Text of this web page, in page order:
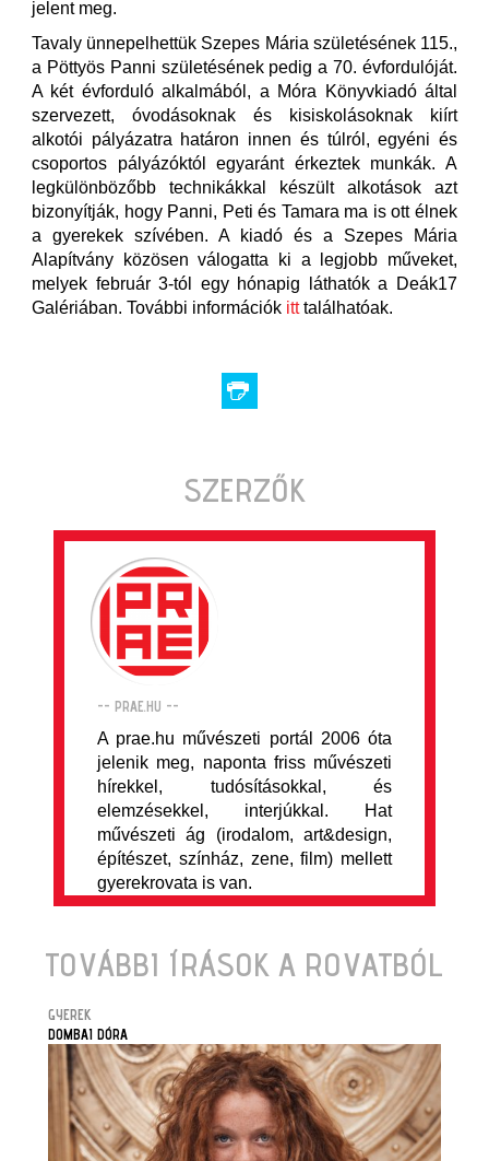
jelent meg.
Tavaly ünnepelhettük Szepes Mária születésének 115.,
a Pöttyös Panni születésének pedig a 70. évfordulóját.
A két évforduló alkalmából, a Móra Könyvkiadó által
szervezett, óvodásoknak és kisiskolásoknak kiírt
alkotói pályázatra határon innen és túlról, egyéni és
csoportos pályázóktól egyaránt érkeztek munkák. A
legkülönbözőbb technikákkal készült alkotások azt
bizonyítják, hogy Panni, Peti és Tamara ma is ott élnek
a gyerekek szívében. A kiadó és a Szepes Mária
Alapítvány közösen válogatta ki a legjobb műveket,
melyek február 3-tól egy hónapig láthatók a Deák17
Galériában. További információk itttalálhatóak.
SZERZŐK
-- PRAE.HU --
A prae.hu művészeti portál 2006 óta
jelenik meg, naponta friss művészeti
hírekkel, tudósításokkal, és
elemzésekkel, interjúkkal. Hat
művészeti ág (irodalom, art&design,
építészet, színház, zene, film) mellett
gyerekrovata is van.
TOVÁBBI ÍRÁSOK A ROVATBÓL
GYEREK
DOMBAI DÓRA